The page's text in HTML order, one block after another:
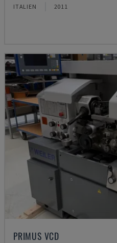
ITALIEN 2011
PRIMUS VCD